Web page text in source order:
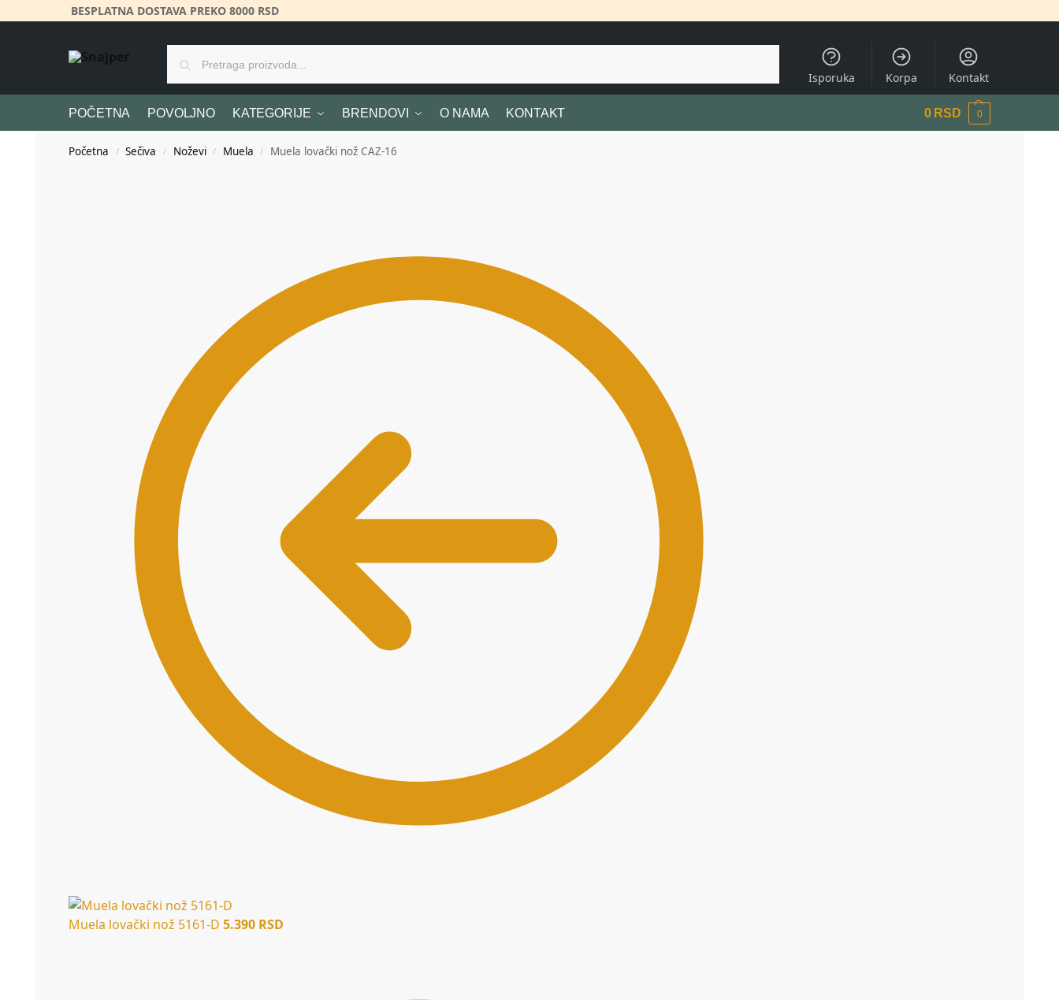
BESPLATNA DOSTAVA PREKO 8000 RSD
Isporuka Korpa Kontakt
POČETNA POVOLJNO KATEGORIJE BRENDOVI O NAMA KONTAKT 0 RSD 0
Početna / Sečiva / Noževi / Muela / Muela lovački nož CAZ-16
Muela lovački nož 5161-D 5.390 RSD